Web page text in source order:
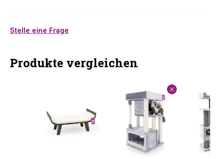
Stelle eine Frage
Produkte vergleichen